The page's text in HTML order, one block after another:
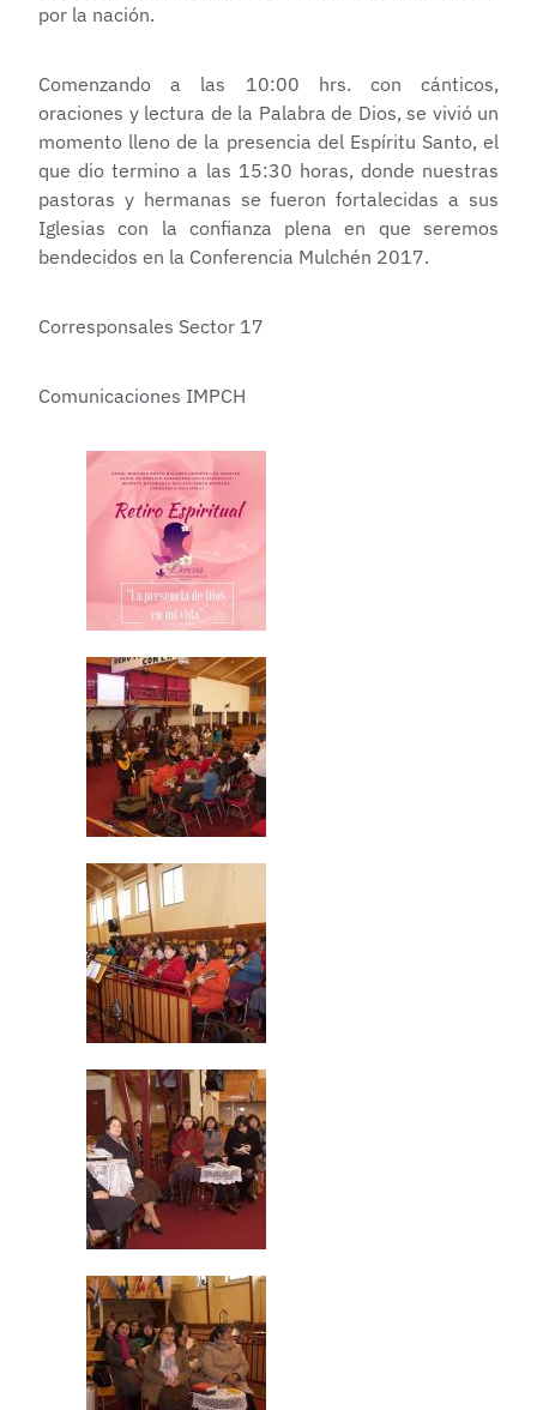
por la nación.
Comenzando a las 10:00 hrs. con cánticos,
oraciones y lectura de la Palabra de Dios, se vivió un
momento lleno de la presencia del Espíritu Santo, el
que dio termino a las 15:30 horas, donde nuestras
pastoras y hermanas se fueron fortalecidas a sus
Iglesias con la confianza plena en que seremos
bendecidos en la Conferencia Mulchén 2017.
Corresponsales Sector 17
Comunicaciones IMPCH